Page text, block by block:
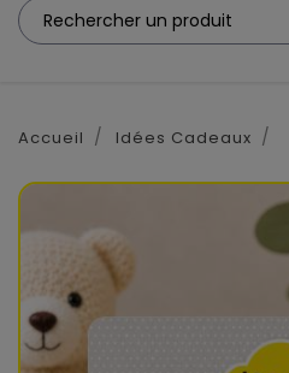
Accueil Idées Cadeaux